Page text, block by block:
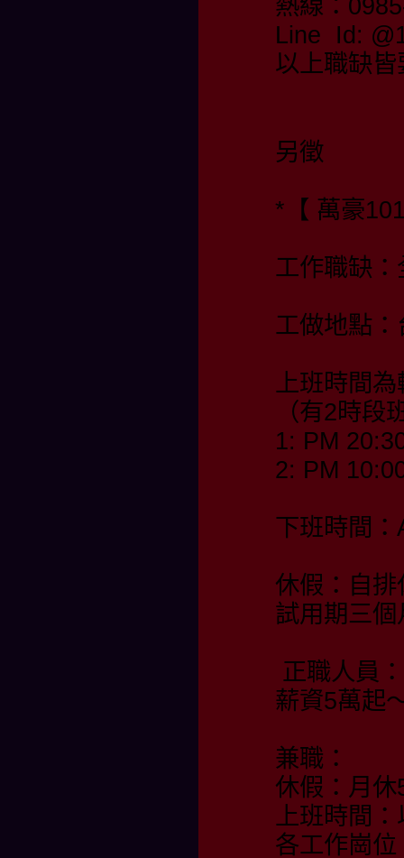
熱線：
Line Id:
以上職缺
另徵
*【 萬豪
工作職缺
工做地點
上班時間
（有2時段
1: PM
2: PM
下班時間
休假：自
試用期三
正職人員：
薪資5萬起
兼職：
休假：月休
上班時間
各工作崗位